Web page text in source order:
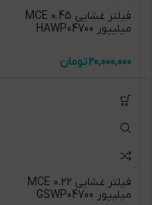
فیلتر غشایی 0.45 MCE
میلیپور HAWP04700
تومان
فیلتر غشایی 0.22 MCE
میلیپور GSWP04700